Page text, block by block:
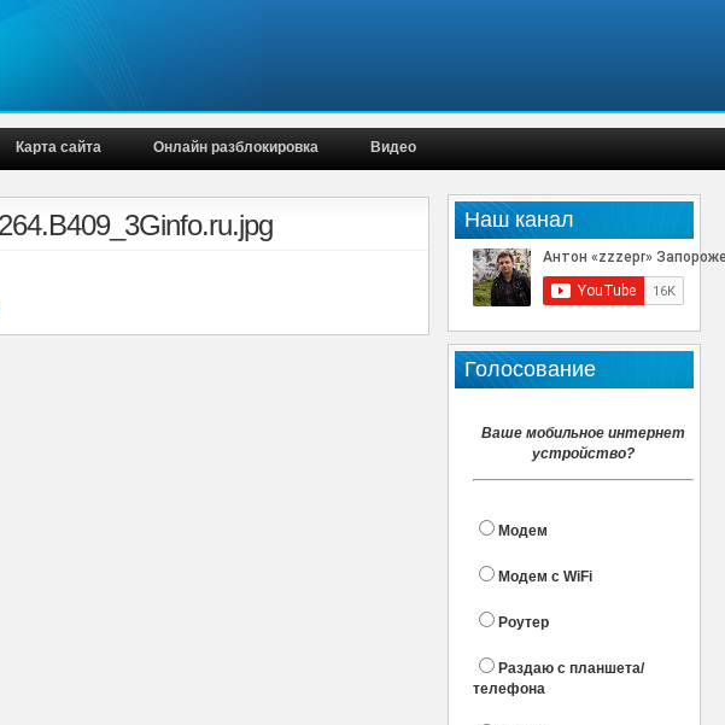
Карта сайта Онлайн разблокировка Видео
Наш канал
Голосование
Ваше мобильное интернет
устройство?
Модем
Модем с WiFi
Роутер
Раздаю с планшета/
телефона